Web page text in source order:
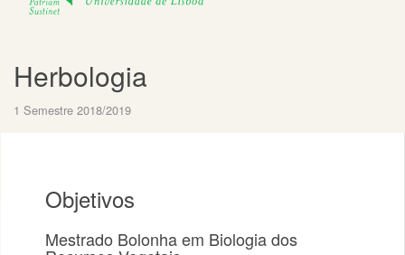
Herbologia
1 Semestre 2018/2019
Objetivos
Mestrado Bolonha em Biologia dos